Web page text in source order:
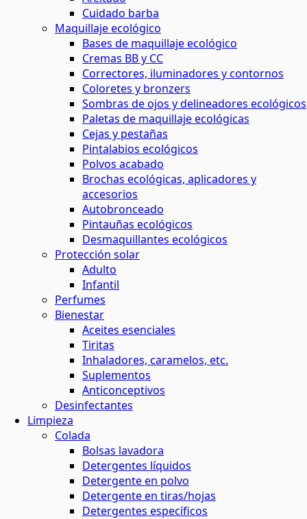
Cuidado barba
Maquillaje ecológico
Bases de maquillaje ecológico
Cremas BB y CC
Correctores, iluminadores y contornos
Coloretes y bronzers
Sombras de ojos y delineadores ecológicos
Paletas de maquillaje ecológicas
Cejas y pestañas
Pintalabios ecológicos
Polvos acabado
Brochas ecológicas, aplicadores y
accesorios
Autobronceado
Pintauñas ecológicos
Desmaquillantes ecológicos
Protección solar
Adulto
Infantil
Perfumes
Bienestar
Aceites esenciales
Tiritas
Inhaladores, caramelos, etc.
Suplementos
Anticonceptivos
Desinfectantes
Limpieza
Colada
Bolsas lavadora
Detergentes líquidos
Detergente en polvo
Detergente en tiras/hojas
Detergentes específicos